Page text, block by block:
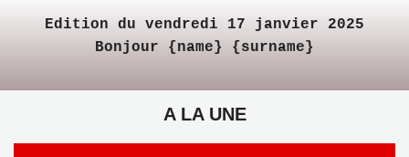
Edition du vendredi 17 janvier 2025
Bonjour {name} {surname}
A LA UNE